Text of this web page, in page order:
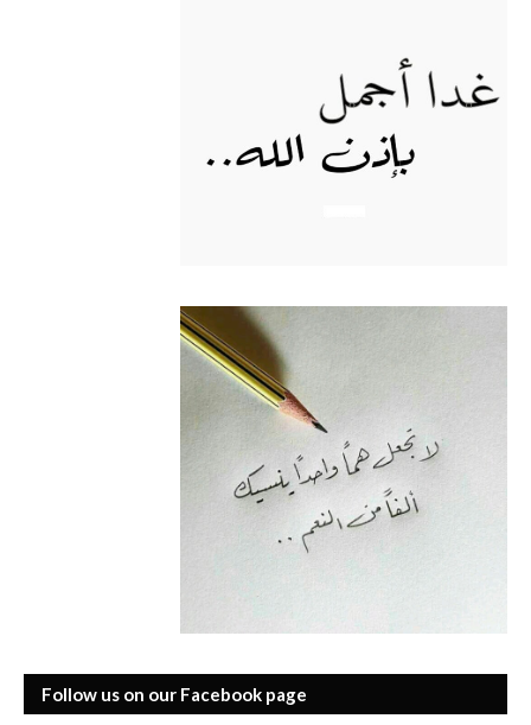
Follow us on our Facebook page